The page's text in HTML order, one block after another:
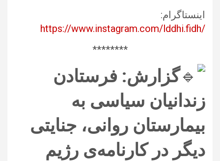
اینستاگرام: ‏‎
https://www.instagram.com/lddhi.fidh/‎
‏********‏
گزارش: فرستادن
زندانیان سیاسی به
بیمارستان روانی، جنایتی
دیگر در کارنامه‌ی رژیم